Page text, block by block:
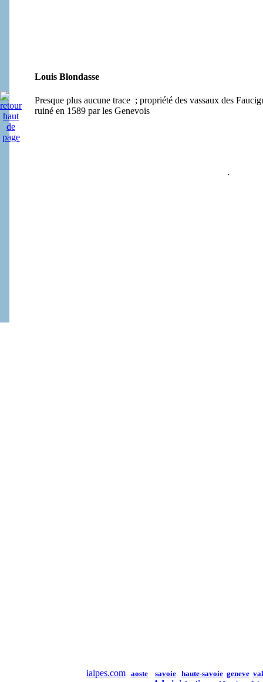
ialpes.com aoste savoie haute-savoie geneve
Louis Blondasse
Presque plus aucune trace ; propriété des vassaux des
ruiné en 1589 par les Genevois
.